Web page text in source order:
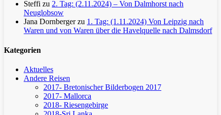
Steffi zu 2. Tag: (2.11.2024) – Von Dalmhorst nach
Neuglobsow
Jana Dornbergerzu 1. Tag: (1.11.2024) Von Leipzig nach
Waren und von Waren über die Havelquelle nach Dalmsdorf
Kategorien
Aktuelles
Andere Reisen
2017- Bretonischer Bilderbogen 2017
2017- Mallorca
2018- Riesengebirge